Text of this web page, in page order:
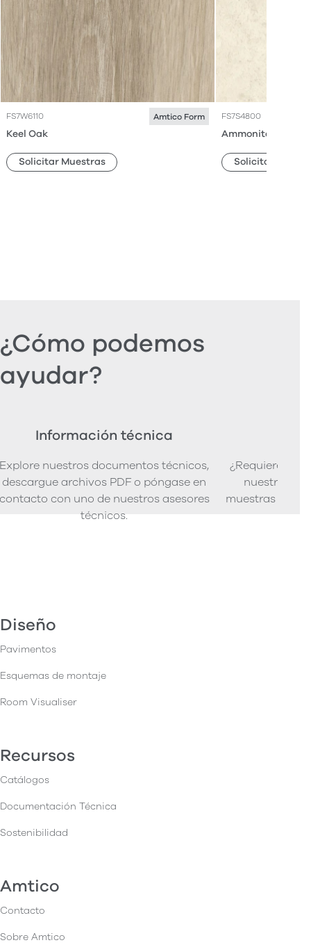
FS7W6110 Amtico Form
Keel Oak
Solicitar Muestras
FS7S4800
Ammonite
Solicitar
¿Cómo podemos
ayudar?
Información técnica
Explore nuestros documentos técnicos,
descargue archivos PDF o póngase en
con uno de nuestros asesores
técnicos.
¿Requiere
nuestra
muestras de
Diseño
Pavimentos
Esquemas de montaje
Room Visualiser
Recursos
Catálogos
Documentación Técnica
Sostenibilidad
Amtico
Contacto
Sobre Amtico